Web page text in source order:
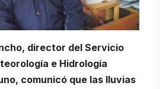
director del Servicio
e Hidrología
comunicó que las lluvias